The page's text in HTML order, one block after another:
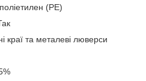
(PE)
краї та металеві люверси